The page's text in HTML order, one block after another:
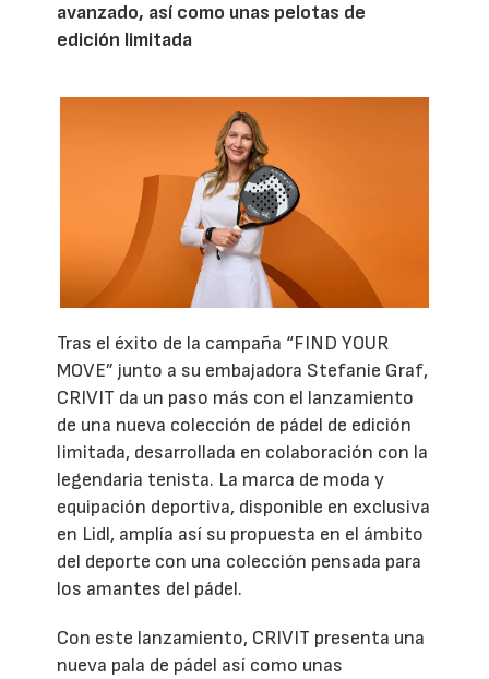
avanzado, así como unas pelotas de
edición limitada
Tras el éxito de la campaña “FIND YOUR
MOVE” junto a su embajadora Stefanie Graf,
CRIVIT da un paso más con el lanzamiento
de una nueva colección de pádel de edición
limitada, desarrollada en colaboración con la
legendaria tenista. La marca de moda y
equipación deportiva, disponible en exclusiva
en Lidl, amplía así su propuesta en el ámbito
del deporte con una colección pensada para
los amantes del pádel.
Con este lanzamiento, CRIVIT presenta una
nueva pala de pádel así como unas